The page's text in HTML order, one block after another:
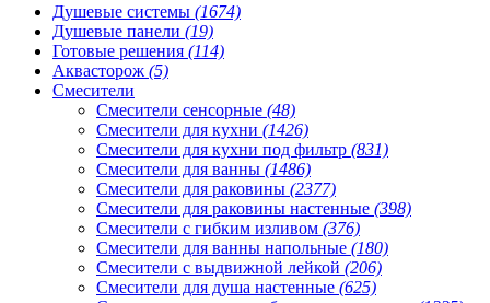
Душевые системы (1674)
Душевые панели (19)
Готовые решения (114)
Аквасторож (5)
Смесители
Смесители сенсорные (48)
Смесители для кухни (1426)
Смесители для кухни под фильтр (831)
Смесители для ванны (1486)
Смесители для раковины (2377)
Смесители для раковины настенные (398)
Смесители с гибким изливом (376)
Смесители для ванны напольные (180)
Смесители с выдвижной лейкой (206)
Смесители для душа настенные (625)